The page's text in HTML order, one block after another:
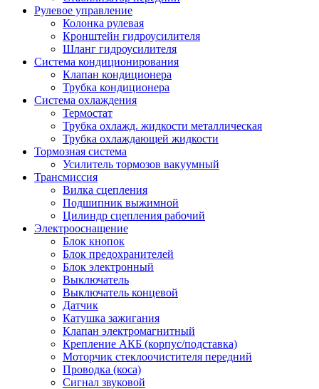
Рулевое управление
Колонка рулевая
Кронштейн гидроусилителя
Шланг гидроусилителя
Система кондиционирования
Клапан кондиционера
Трубка кондиционера
Система охлаждения
Термостат
Трубка охлажд. жидкости металлическая
Трубка охлаждающей жидкости
Тормозная система
Усилитель тормозов вакуумный
Трансмиссия
Вилка сцепления
Подшипник выжимной
Цилиндр сцепления рабочий
Электрооснащение
Блок кнопок
Блок предохранителей
Блок электронный
Выключатель
Выключатель концевой
Датчик
Катушка зажигания
Клапан электромагнитный
Крепление АКБ (корпус/подставка)
Моторчик стеклоочистителя передний
Проводка (коса)
Сигнал звуковой